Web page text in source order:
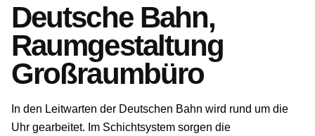
Deutsche Bahn,
Raumgestaltung
Großraumbüro
In den Leitwarten der Deutschen Bahn wird rund um die
Uhr gearbeitet. Im Schichtsystem sorgen die